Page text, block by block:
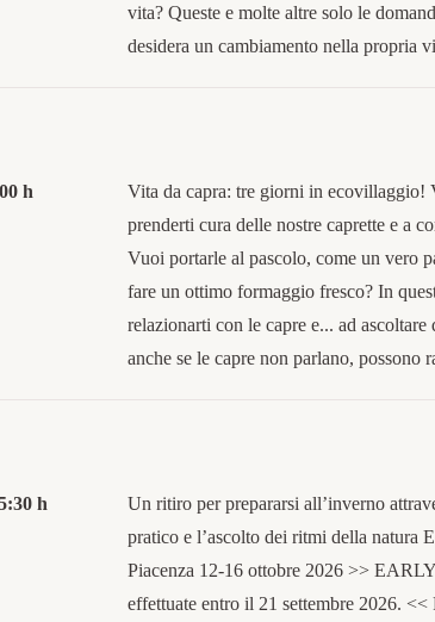
vita? Queste e molte altre solo le
desidera un cambiamento nella propria
h
Vita da capra: tre giorni in ecovillaggio!
prenderti cura delle nostre caprette e a
Vuoi portarle al pascolo, come un vero
fare un ottimo formaggio fresco? In
relazionarti con le capre e... ad
anche se le capre non parlano,
h
Un ritiro per prepararsi all’inverno
pratico e l’ascolto dei ritmi della natura
Piacenza 12-16 ottobre 2026 >>
effettuate entro il 21 settembre 2026.